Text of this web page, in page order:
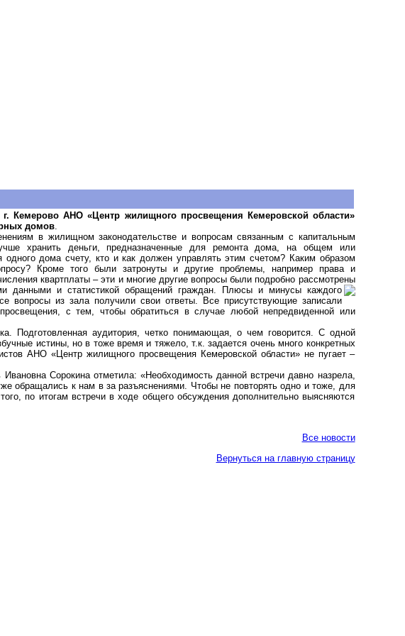
г. Кемерово АНО «Центр жилищного просвещения Кемеровской области»
домов.
в жилищном законодательстве и вопросам связанным с капитальным
хранить деньги, предназначенные для ремонта дома, на общем или
дома счету, кто и как должен управлять этим счетом? Каким образом
Кроме того были затронуты и другие проблемы, например права и
квартплаты – эти и многие другие вопросы были подробно рассмотрены
данными и статистикой обращений граждан. Плюсы и минусы каждого
вопросы из зала получили свои ответы. Все присутствующие записали
с тем, чтобы обратиться в случае любой непредвиденной или
Подготовленная аудитория, четко понимающая, о чем говорится. С одной
истины, но в тоже время и тяжело, т.к. задается очень много конкретных
АНО «Центр жилищного просвещения Кемеровской области» не пугает –
Сорокина отметила: «Необходимость данной встречи давно назрела,
обращались к нам в за разъяснениями. Чтобы не повторять одно и тоже, для
по итогам встречи в ходе общего обсуждения дополнительно выясняются
Все новости
Вернуться на главную страницу